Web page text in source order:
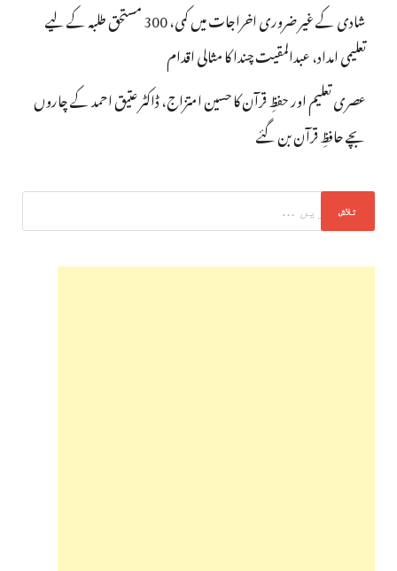
شادی کے غیر ضروری اخراجات میں کمی، 300 مستحق طلبہ کے لیے
تعلیمی امداد، عبدالمقیت چندا کا مثالی اقدام
عصری تعلیم اور حفظِ قرآن کا حسین امتزاج، ڈاکٹر عتیق احمد کے چاروں
بچے حافظِ قرآن بن گئے